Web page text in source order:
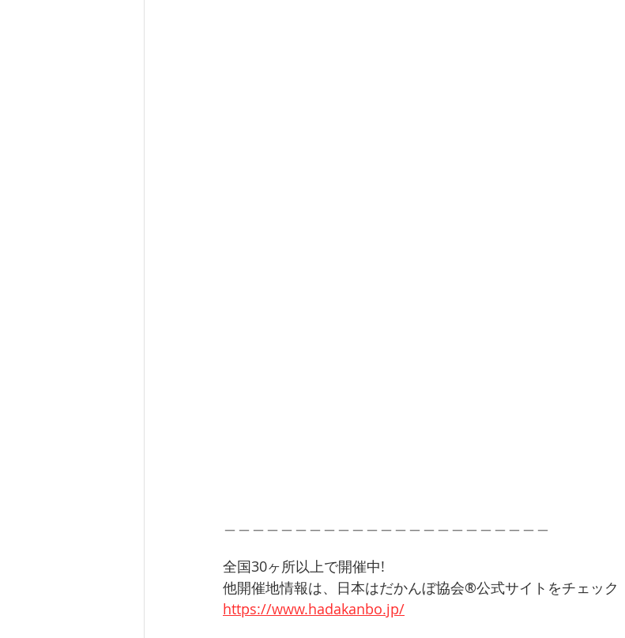
全国30ヶ所以上で開催中!
他開催地情報は、日本はだかんぼ協会®︎公式サイトをチェック
https://www.hadakanbo.jp/